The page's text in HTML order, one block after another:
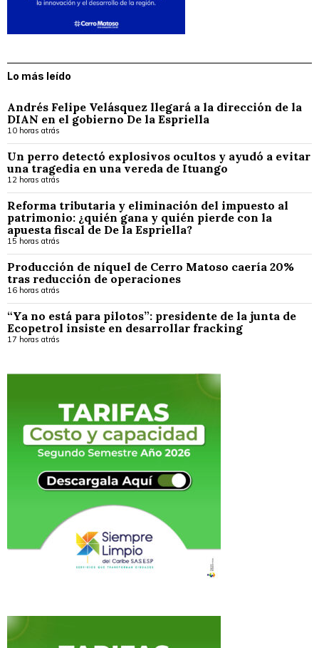
Lo más leído
Andrés Felipe Velásquez llegará a la dirección de la
DIAN en el gobierno De la Espriella
10 horas atrás
Un perro detectó explosivos ocultos y ayudó a evitar
una tragedia en una vereda de Ituango
12 horas atrás
Reforma tributaria y eliminación del impuesto al
patrimonio: ¿quién gana y quién pierde con la
apuesta fiscal de De la Espriella?
15 horas atrás
Producción de níquel de Cerro Matoso caería 20%
tras reducción de operaciones
16 horas atrás
“Ya no está para pilotos”: presidente de la junta de
Ecopetrol insiste en desarrollar fracking
17 horas atrás